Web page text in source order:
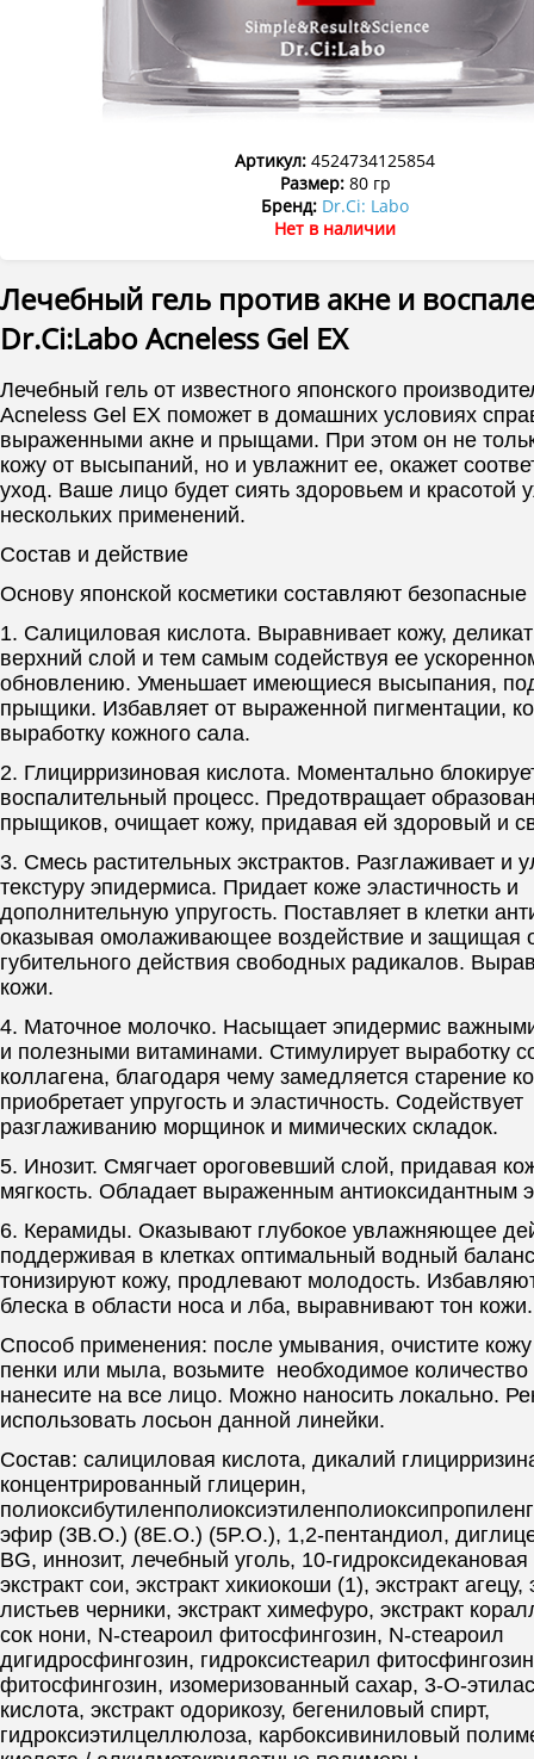
Артикул: 4524734125854
Размер:80 гр
Бренд: Dr.Ci: Labo
Нет в наличии
Лечебный гель против акне и
Dr.Ci:Labo Acneless Gel EX
Лечебный гель от известного японского
Acneless Gel EX поможет в домашних условиях
выраженными акне и прыщами. При этом он не
кожу от высыпаний, но и увлажнит ее, окажет
уход. Ваше лицо будет сиять здоровьем и красотой
нескольких применений.
Состав и действие
Основу японской косметики составляют
1. Салициловая кислота. Выравнивает кожу,
верхний слой и тем самым содействуя ее
обновлению. Уменьшает имеющиеся высыпания,
прыщики. Избавляет от выраженной пигментации,
выработку кожного сала.
2. Глицирризиновая кислота. Моментально
воспалительный процесс. Предотвращает
прыщиков, очищает кожу, придавая ей здоровый и
3. Смесь растительных экстрактов. Разглаживает и
текстуру эпидермиса. Придает коже эластичность и
дополнительную упругость. Поставляет в клетки
оказывая омолаживающее воздействие и защищая
губительного действия свободных радикалов.
кожи.
4. Маточное молочко. Насыщает эпидермис
и полезными витаминами. Стимулирует выработку
коллагена, благодаря чему замедляется старение
приобретает упругость и эластичность. Содействует
разглаживанию морщинок и мимических складок.
5. Инозит. Смягчает ороговевший слой, придавая
мягкость. Обладает выраженным антиоксидантным
6. Керамиды. Оказывают глубокое увлажняющее
поддерживая в клетках оптимальный водный
тонизируют кожу, продлевают молодость.
блеска в области носа и лба, выравнивают тон кожи.
Способ применения: после умывания, очистите
пенки или мыла, возьмите необходимое
нанесите на все лицо. Можно наносить локально.
использовать лосьон данной линейки.
Состав: салициловая кислота, дикалий
концентрированный глицерин,
эфир (3B.O.) (8E.O.) (5P.O.), 1,2-пентандиол,
BG, иннозит, лечебный уголь, 10-
экстракт сои, экстракт хикиокоши (1), экстракт агецу,
листьев черники, экстракт химефуро, экстракт
сок нони, N-стеароил фитосфингозин, N-стеароил
дигидросфингозин, гидроксистеарил
фитосфингозин, изомеризованный сахар, 3-O-
кислота, экстракт одорикозу, бегениловый спирт,
гидроксиэтилцеллюлоза, карбоксивиниловый